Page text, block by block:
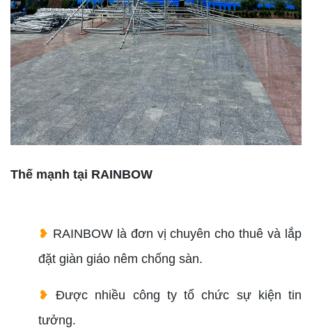
Thế mạnh tại RAINBOW
❥ RAINBOW là đơn vị chuyên cho thuê và lắp
đặt giàn giáo nêm chống sàn.
❥Được nhiều công ty tổ chức sự kiện tin
tưởng.